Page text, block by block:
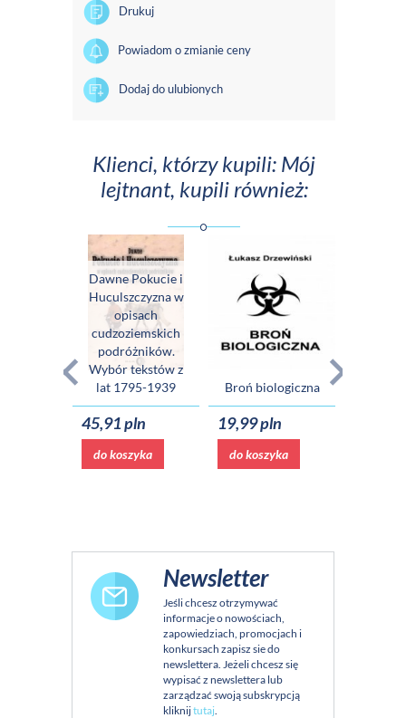
Drukuj
Powiadom o zmianie ceny
Dodaj do ulubionych
Klienci, którzy kupili: Mój
lejtnant, kupili również:
Dawne Pokucie i
Huculszczyzna w
opisach
cudzoziemskich
podróżników.
Wybór tekstów z
lat 1795-1939
45,91 pln
do koszyka
Broń biologiczna
19,99 pln
do koszyka
Newsletter
Jeśli chcesz otrzymywać
informacje o nowościach,
zapowiedziach, promocjach i
konkursach zapisz sie do
newslettera. Jeżeli chcesz się
wypisać z newslettera lub
zarządzać swoją subskrypcją
kliknijtutaj